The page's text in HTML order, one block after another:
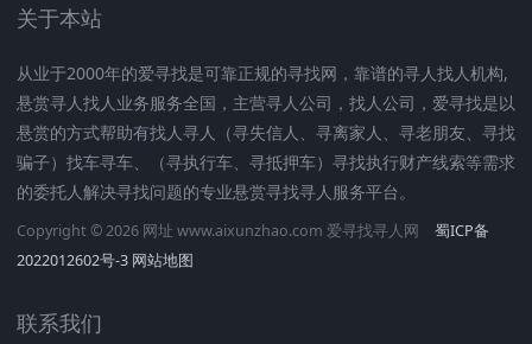
关于本站
从业于2000年的爱寻找是可靠正规的寻找网，靠谱的寻人找人机构,
悬赏寻人找人业务服务全国，主营寻人公司，找人公司，爱寻找是以
悬赏的方式帮助有找人寻人（寻失信人、寻离家人、寻老朋友、寻找
骗子）找车寻车、（寻执行车、寻抵押车）寻找执行财产线索等需求
的委托人解决寻找问题的专业悬赏寻找寻人服务平台。
Copyright © 2026 网址 www.aixunzhao.com 爱寻找寻人网
蜀ICP备
2022012602号-3 网站地图
联系我们